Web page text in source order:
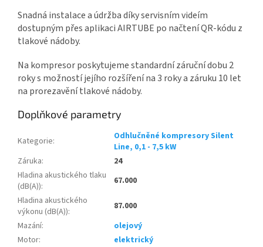
Snadná instalace a údržba díky servisním videím
dostupným přes aplikaci AIRTUBE po načtení QR-kódu z
tlakové nádoby.
Na kompresor poskytujeme standardní záruční dobu 2
roky s možností jejího rozšíření na 3 roky a záruku 10 let
na prorezavění tlakové nádoby.
Doplňkové parametry
Kategorie:
Odhlučněné kompresory Silent
Line, 0,1 - 7,5 kW
Záruka:
24
Hladina akustického tlaku
(dB(A)):
67.000
Hladina akustického
výkonu (dB(A)):
87.000
Mazání:
olejový
Motor:
elektrický